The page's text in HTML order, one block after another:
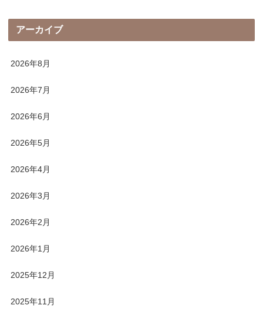
アーカイブ
2026年8月
2026年7月
2026年6月
2026年5月
2026年4月
2026年3月
2026年2月
2026年1月
2025年12月
2025年11月